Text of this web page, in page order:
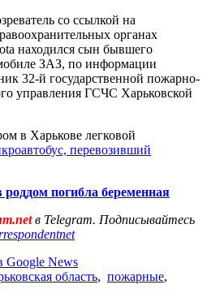
со ссылкой на
органах
находился сын бывшего
ЗАЗ, по информации
32-й государственной пожарно-
управления ГСЧС Харьковской
в Харькове легковой
перевозивший
погибла беременная
в Telegram. Подписывайтесь
Google News
область, пожарные,